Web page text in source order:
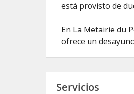
está provisto de
En La Metairie du
ofrece un
Servicios